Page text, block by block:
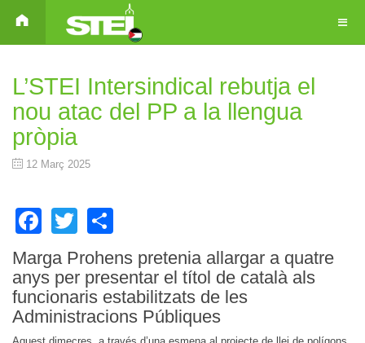
L’STEI Intersindical rebutja el
nou atac del PP a la llengua
pròpia
12 Març 2025
Facebook
Twitter
Marga Prohens pretenia allargar a quatre
anys per presentar el títol de català als
funcionaris estabilitzats de les
Administracions Públiques